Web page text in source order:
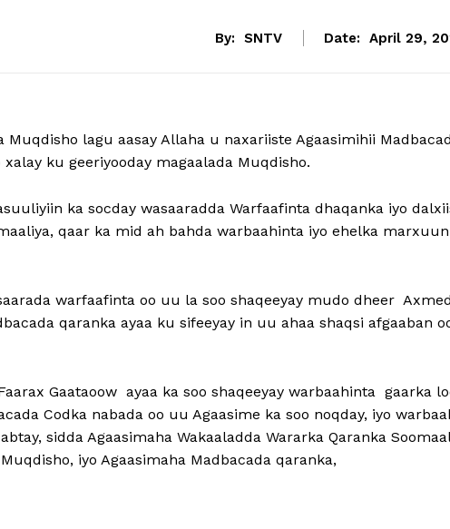
By: SNTV Date: April 29,
Muqdisho lagu aasay Allaha u naxariiste Agaasimihii
ku geeriyooday magaalada Muqdisho.
ka socday wasaaradda Warfaafinta dhaqanka iyo
qaar ka mid ah bahda warbaahinta iyo ehelka
warfaafinta oo uu la soo shaqeeyay mudo dheer
qaranka ayaa ku sifeeyay in uu ahaa shaqsi afgaaban
Gaataoow ayaa ka soo shaqeeyay warbaahinta gaarka
Codka nabada oo uu Agaasime ka soo noqday, iyo
sidda Agaasimaha Wakaaladda Wararka Qaranka
iyo Agaasimaha Madbacada qaranka,